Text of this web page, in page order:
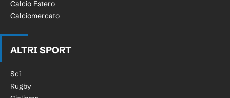
Calcio Estero
Calciomercato
ALTRI SPORT
Sci
Rugby